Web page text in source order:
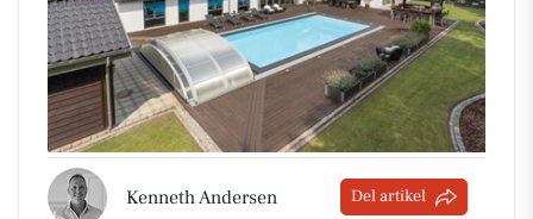
Kenneth Andersen Del artikel